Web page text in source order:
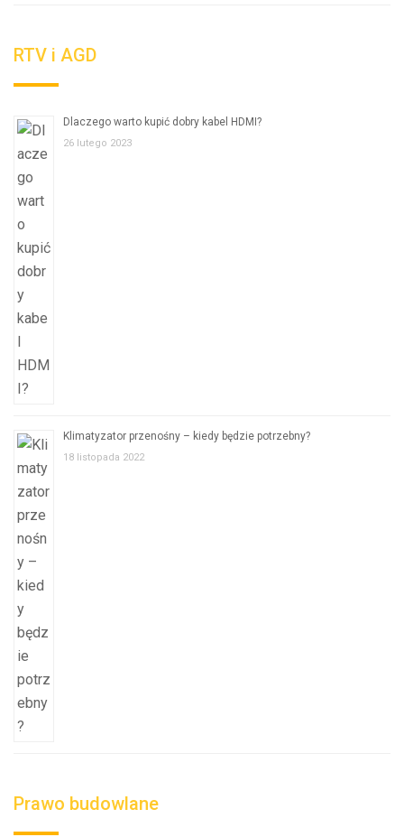
RTV i AGD
Dlaczego warto kupić dobry kabel HDMI?
26 lutego 2023
Klimatyzator przenośny – kiedy będzie potrzebny?
18 listopada 2022
Prawo budowlane